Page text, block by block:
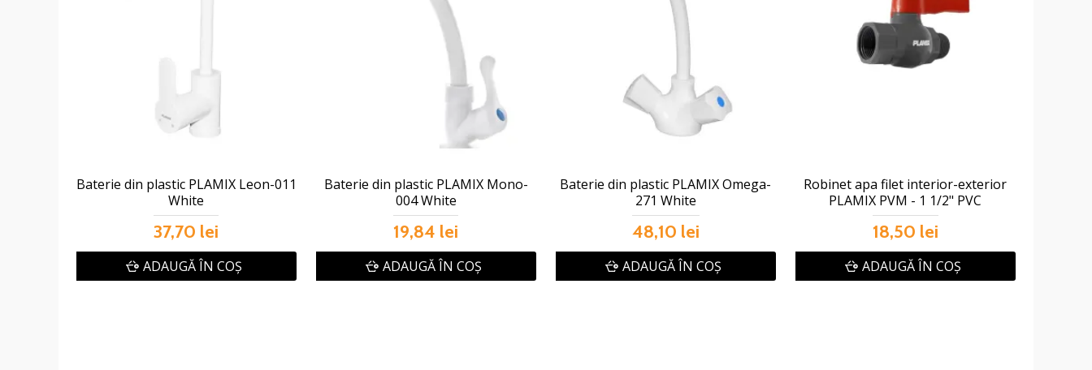
Baterie din plastic PLAMIX Leon-011
White
37,70 lei
ADAUGĂ ÎN COŞ
Baterie din plastic PLAMIX Mono-
004 White
19,84 lei
ADAUGĂ ÎN COŞ
Baterie din plastic PLAMIX Omega-
271 White
48,10 lei
ADAUGĂ ÎN COŞ
Robinet apa filet interior-exterior
PLAMIX PVM - 1 1/2" PVC
18,50 lei
ADAUGĂ ÎN COŞ